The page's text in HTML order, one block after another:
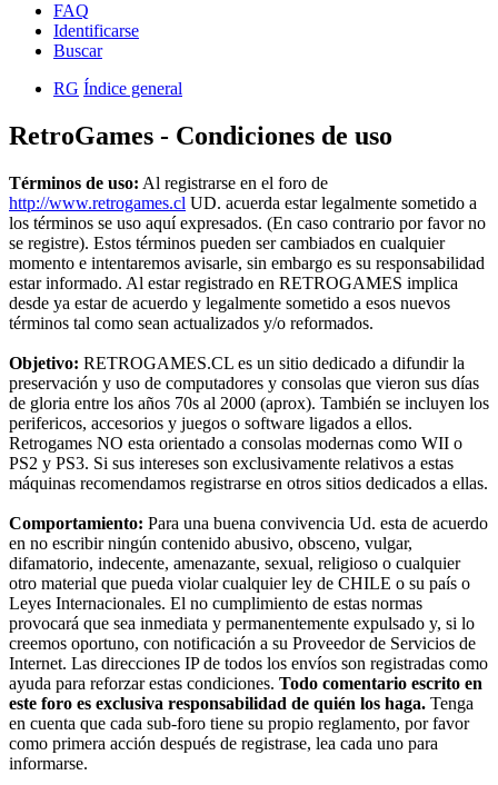
FAQ
Identificarse
Buscar
RG Índice general
RetroGames - Condiciones de uso
Términos de uso: Al registrarse en el foro de
http://www.retrogames.cl UD. acuerda estar legalmente sometido a
los términos se uso aquí expresados. (En caso contrario por favor no
se registre). Estos términos pueden ser cambiados en cualquier
momento e intentaremos avisarle, sin embargo es su responsabilidad
estar informado. Al estar registrado en RETROGAMES implica
desde ya estar de acuerdo y legalmente sometido a esos nuevos
términos tal como sean actualizados y/o reformados.
Objetivo: RETROGAMES.CL es un sitio dedicado a difundir la
preservación y uso de computadores y consolas que vieron sus días
de gloria entre los años 70s al 2000 (aprox). También se incluyen los
perifericos, accesorios y juegos o software ligados a ellos.
Retrogames NO esta orientado a consolas modernas como WII o
PS2 y PS3. Si sus intereses son exclusivamente relativos a estas
máquinas recomendamos registrarse en otros sitios dedicados a ellas.
Comportamiento: Para una buena convivencia Ud. esta de acuerdo
en no escribir ningún contenido abusivo, obsceno, vulgar,
difamatorio, indecente, amenazante, sexual, religioso o cualquier
otro material que pueda violar cualquier ley de CHILE o su país o
Leyes Internacionales. El no cumplimiento de estas normas
provocará que sea inmediata y permanentemente expulsado y, si lo
creemos oportuno, con notificación a su Proveedor de Servicios de
Internet. Las direcciones IP de todos los envíos son registradas como
ayuda para reforzar estas condiciones. Todo comentario escrito en
este foro es exclusiva responsabilidad de quién los haga. Tenga
en cuenta que cada sub-foro tiene su propio reglamento, por favor
como primera acción después de registrase, lea cada uno para
informarse.